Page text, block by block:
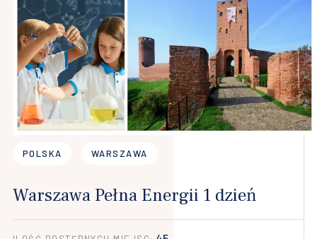
POLSKA WARSZAWA
Warszawa Pełna Energii 1 dzień